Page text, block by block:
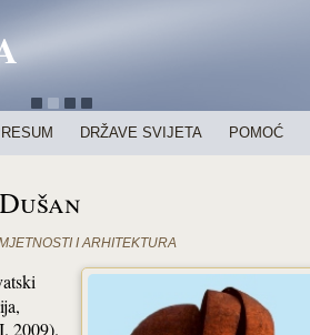
DRŽAVE SVIJETA POMOĆ
I ARHITEKTURA
2009).